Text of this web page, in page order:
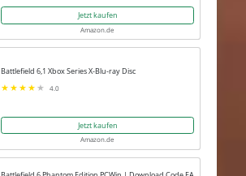
Jetzt kaufen
Amazon.de
Battlefield 6,1 Xbox Series X-Blu-ray Disc
4.0
Jetzt kaufen
Amazon.de